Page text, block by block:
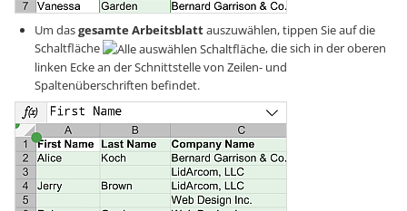
Um dasgesamte Arbeitsblattauszuwählen, tippen Sie auf die
Schaltfläche
, die sich in der oberen
linken Ecke an der Schnittstelle von Zeilen- und
Spaltenüberschriften befindet.